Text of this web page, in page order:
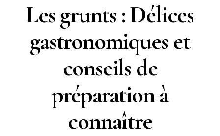
Les grunts : Délices
gastronomiques et
conseils de
préparation à
connaître